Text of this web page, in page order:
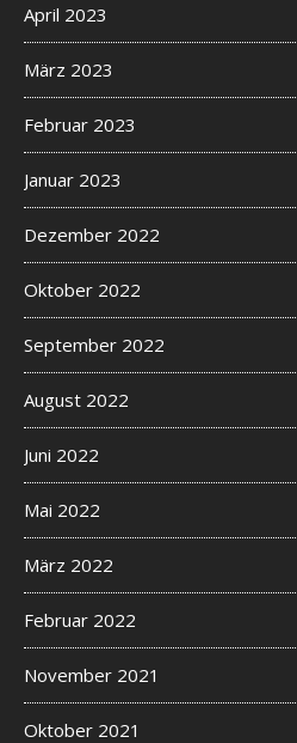
April 2023
März 2023
Februar 2023
Januar 2023
Dezember 2022
Oktober 2022
September 2022
August 2022
Juni 2022
Mai 2022
März 2022
Februar 2022
November 2021
Oktober 2021